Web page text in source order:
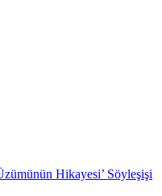
Hikayesi’ Söyleşişi